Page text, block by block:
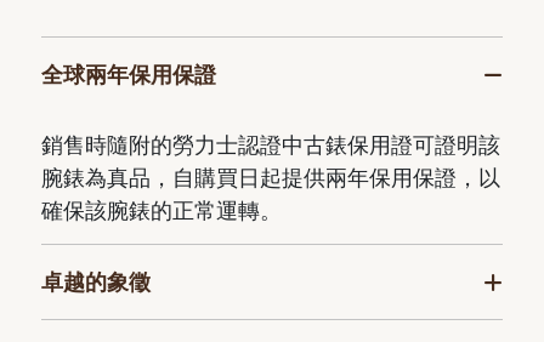
全球兩年保用保證
銷售時隨附的勞力士認證中古錶保用證可證明該
腕錶為真品，自購買日起提供兩年保用保證，以
確保該腕錶的正常運轉。
卓越的象徵